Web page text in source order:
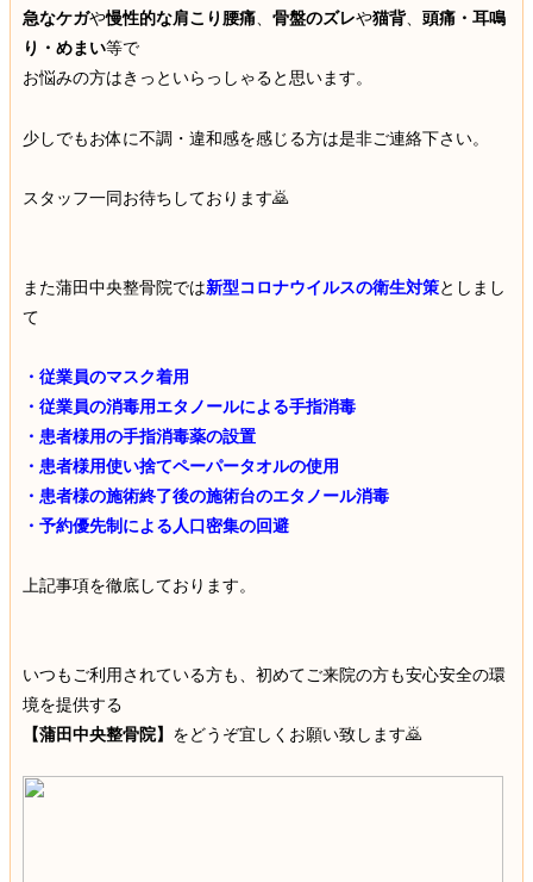
急なケガや慢性的な肩こり腰痛 骨盤のズレや猫背、 頭痛・耳鳴
り・めまい等で
お悩みの方はきっといらっしゃると思います。
少しでもお体に不調・違和感を感じる方は是非ご連絡下さい。
スタッフ一同お待ちしております🙇
また蒲田中央整骨院では新型コロナウイルスの衛生対策としまし
て
・従業員のマスク着用
・従業員の消毒用エタノールによる手指消毒
・患者様用の手指消毒薬の設置
・患者様用使い捨てペーパータオルの使用
・患者様の施術終了後の施術台のエタノール消毒
・予約優先制による人口密集の回避
上記事項を徹底しております。
いつもご利用されている方も、初めてご来院の方も安心安全の環
境を提供する
【蒲田中央整骨院】 をどうぞ宜しくお願い致します🙇